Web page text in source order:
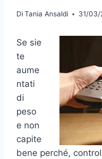
DiTania Ansaldi 31/03/
Se sie
te
aume
ntati
di
peso
e non
capite
bene perché,